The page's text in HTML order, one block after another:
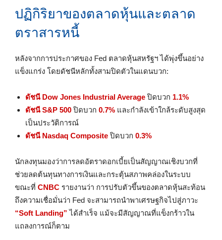
ปฏิกิริยาของตลาดหุ้นและตลาด
ตราสารหนี้
หลังจากการประกาศของ Fed ตลาดหุ้นสหรัฐฯ ได้พุ่งขึ้นอย่าง
แข็งแกร่ง โดยดัชนีหลักทั้งสามปิดตัวในแดนบวก:
ดัชนี Dow Jones Industrial Average ปิดบวก 1.1%
ดัชนี S&P 500 ปิดบวก 0.7% และกำลังเข้าใกล้ระดับสูงสุด
เป็นประวัติการณ์
ดัชนี Nasdaq Composite ปิดบวก 0.3%
นักลงทุนมองว่าการลดอัตราดอกเบี้ยเป็นสัญญาณเชิงบวกที่
ช่วยลดต้นทุนทางการเงินและกระตุ้นสภาพคล่องในระบบ
ขณะที่ CNBC รายงานว่า การปรับตัวขึ้นของตลาดหุ้นสะท้อน
ถึงความเชื่อมั่นว่า Fed จะสามารถนำพาเศรษฐกิจไปสู่ภาวะ
“Soft Landing” ได้สำเร็จ แม้จะมีสัญญาณที่แข็งกร้าวใน
แถลงการณ์ก็ตาม